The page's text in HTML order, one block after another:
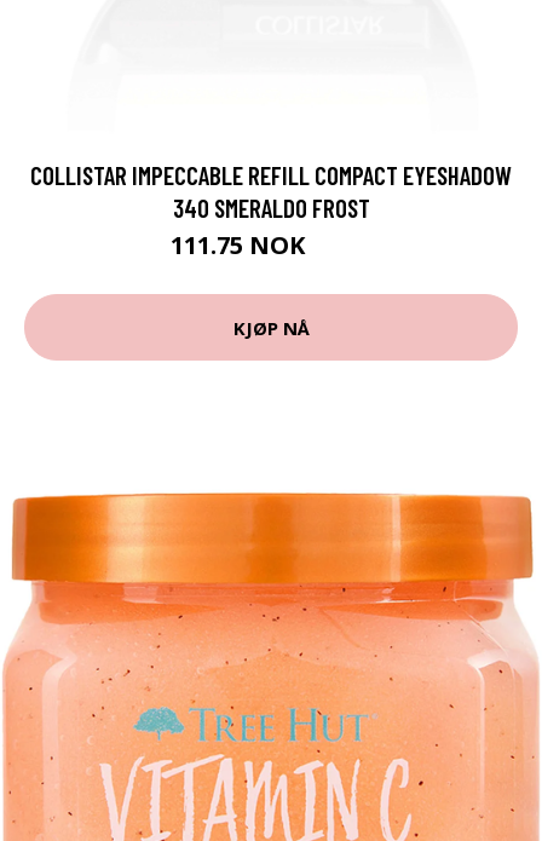
COLLISTAR IMPECCABLE REFILL COMPACT EYESHADOW
340 SMERALDO FROST
111.75 NOK
KJØP NÅ